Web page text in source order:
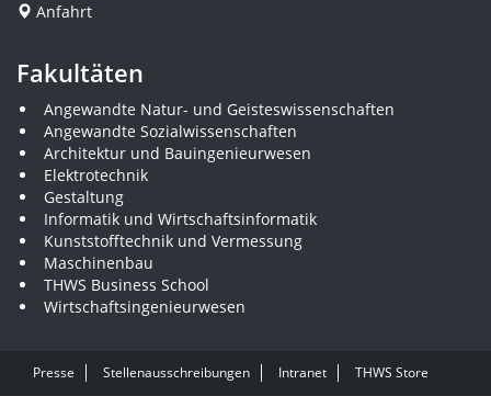
Anfahrt
Fakultäten
Angewandte Natur- und Geisteswissenschaften
Angewandte Sozialwissenschaften
Architektur und Bauingenieurwesen
Elektrotechnik
Gestaltung
Informatik und Wirtschaftsinformatik
Kunststofftechnik und Vermessung
Maschinenbau
THWS Business School
Wirtschaftsingenieurwesen
Presse Stellenausschreibungen Intranet THWS Store